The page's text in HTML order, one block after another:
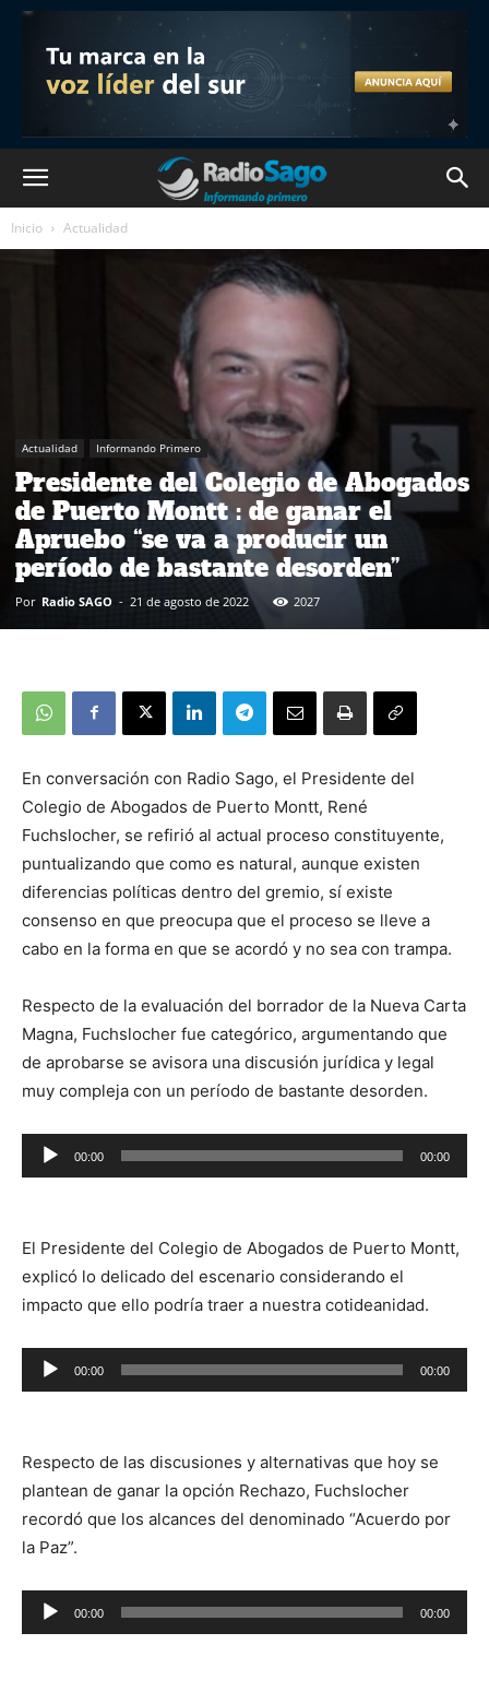
Inicio Actualidad
Actualidad Informando Primero
Presidente del Colegio de Abogados
de Puerto Montt : de ganar el
Apruebo “se va a producir un
período de bastante desorden”
Por Radio SAGO - 21 de agosto de 2022 2027
En conversación con Radio Sago, el Presidente del
Colegio de Abogados de Puerto Montt, René
Fuchslocher, se refirió al actual proceso constituyente,
puntualizando que como es natural, aunque existen
diferencias políticas dentro del gremio, sí existe
consenso en que preocupa que el proceso se lleve a
cabo en la forma en que se acordó y no sea con trampa.
Respecto de la evaluación del borrador de la Nueva Carta
Magna, Fuchslocher fue categórico, argumentando que
de aprobarse se avisora una discusión jurídica y legal
muy compleja con un período de bastante desorden.
Reproductor
de
00:00 00:00
El Presidente del Colegio de Abogados de Puerto Montt,
explicó lo delicado del escenario considerando el
impacto que ello podría traer a nuestra cotideanidad.
Reproductor
de
00:00 00:00
Respecto de las discusiones y alternativas que hoy se
plantean de ganar la opción Rechazo, Fuchslocher
recordó que los alcances del denominado “Acuerdo por
la Paz”.
Reproductor
de
00:00 00:00